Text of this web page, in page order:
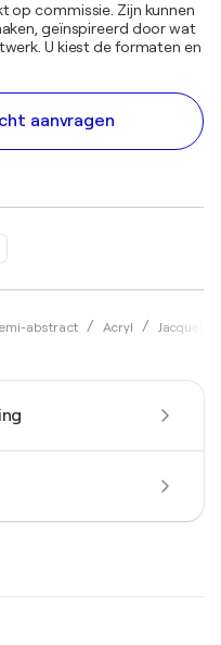
abstract Acryl
op commissie. Zijn kunnen
geïnspireerd door wat
U kiest de formaten en
aanvragen